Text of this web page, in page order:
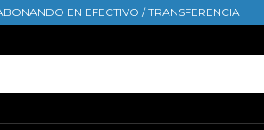
EN EFECTIVO / TRANSFERENCIA